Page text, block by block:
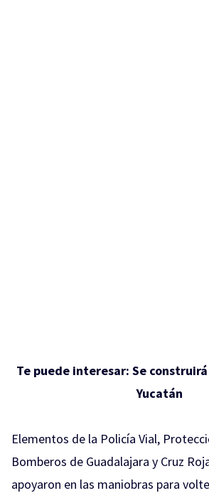
Te puede interesar: Se
Yucatán
Elementos de la Policía Vial,
Bomberos de Guadalajara y Cruz
apoyaron en las maniobras para